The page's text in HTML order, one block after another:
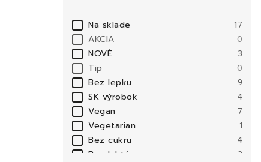
Na sklade 17
AKCIA 0
NOVÉ 3
Tip 0
Bez lepku 9
SK výrobok 4
Vegan 7
Vegetarian 1
Bez cukru 4
Bez laktózy 2